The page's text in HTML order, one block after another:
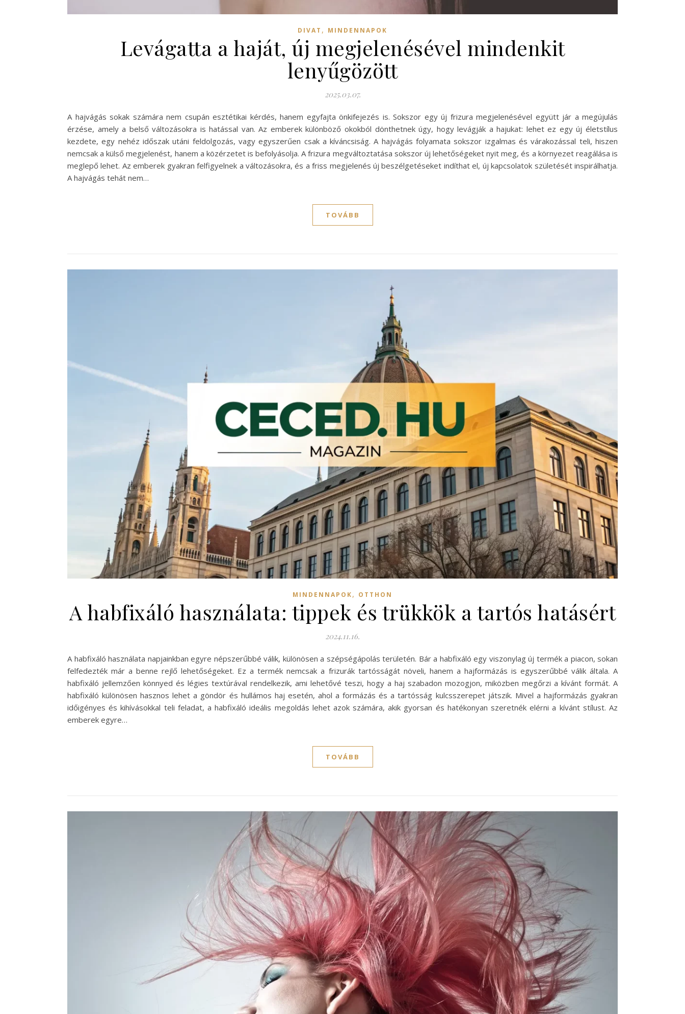
DIVAT , MINDENNAPOK
Levágatta a haját, új megjelenésével mindenkit
lenyűgözött
2025.03.07.
A hajvágás sokak számára nem csupán esztétikai kérdés, hanem egyfajta önkifejezés is. Sokszor egy új frizura megjelenésével együtt jár a megújulás
érzése, amely a belső változásokra is hatással van. Az emberek különböző okokból dönthetnek úgy, hogy levágják a hajukat: lehet ez egy új életstílus
kezdete, egy nehéz időszak utáni feldolgozás, vagy egyszerűen csak a kíváncsiság. A hajvágás folyamata sokszor izgalmas és várakozással teli, hiszen
nemcsak a külső megjelenést, hanem a közérzetet is befolyásolja. A frizura megváltoztatása sokszor új lehetőségeket nyit meg, és a környezet reagálása is
meglepő lehet. Az emberek gyakran felfigyelnek a változásokra, és a friss megjelenés új beszélgetéseket indíthat el, új kapcsolatok születését inspirálhatja.
A hajvágás tehát nem…
TOVÁBB
MINDENNAPOK, OTTHON
A habfixáló használata: tippek és trükkök a tartós hatásért
2024.11.16.
A habfixáló használata napjainkban egyre népszerűbbé válik, különösen a szépségápolás területén. Bár a habfixáló egy viszonylag új termék a piacon, sokan
felfedezték már a benne rejlő lehetőségeket. Ez a termék nemcsak a frizurák tartósságát növeli, hanem a hajformázás is egyszerűbbé válik általa. A
habfixáló jellemzően könnyed és légies textúrával rendelkezik, ami lehetővé teszi, hogy a haj szabadon mozogjon, miközben megőrzi a kívánt formát. A
habfixáló különösen hasznos lehet a göndör és hullámos haj esetén, ahol a formázás és a tartósság kulcsszerepet játszik. Mivel a hajformázás gyakran
időigényes és kihívásokkal teli feladat, a habfixáló ideális megoldás lehet azok számára, akik gyorsan és hatékonyan szeretnék elérni a kívánt stílust. Az
emberek egyre…
TOVÁBB